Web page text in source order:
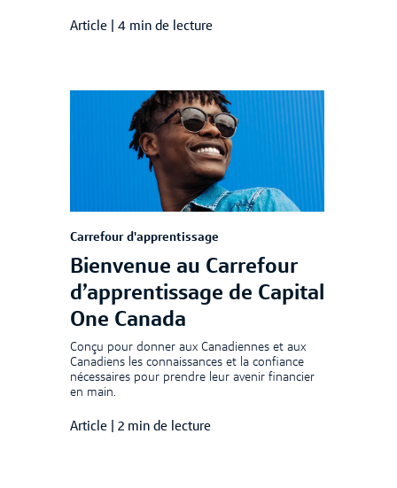
Article 4 min de lecture
Carrefour d'apprentissage
Bienvenue au Carrefour
d’apprentissage de Capital
One Canada
Conçu pour donner aux Canadiennes et aux
Canadiens les connaissances et la confiance
nécessaires pour prendre leur avenir financier
en main.
Article 2 min de lecture